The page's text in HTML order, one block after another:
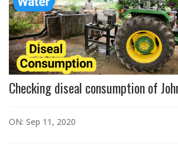
Checking diseal consumption of
ON: Sep 11, 2020